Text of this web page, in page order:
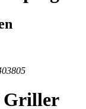
Griller